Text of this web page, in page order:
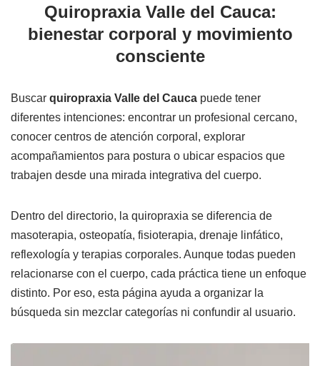
Quiropraxia Valle del Cauca:
bienestar corporal y movimiento
consciente
Buscar quiropraxia Valle del Cauca puede tener
diferentes intenciones: encontrar un profesional cercano,
conocer centros de atención corporal, explorar
acompañamientos para postura o ubicar espacios que
trabajen desde una mirada integrativa del cuerpo.
Dentro del directorio, la quiropraxia se diferencia de
masoterapia, osteopatía, fisioterapia, drenaje linfático,
reflexología y terapias corporales. Aunque todas pueden
relacionarse con el cuerpo, cada práctica tiene un enfoque
distinto. Por eso, esta página ayuda a organizar la
búsqueda sin mezclar categorías ni confundir al usuario.